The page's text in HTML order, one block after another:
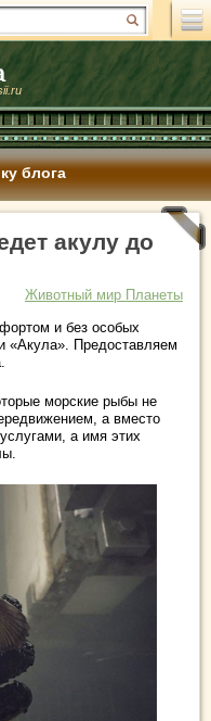
блога
акулу до
Животный мир Планеты
и без особых
«Акула». Предоставляем
морские рыбы не
а вместо
а имя этих